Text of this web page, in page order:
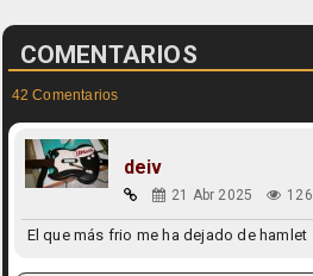
COMENTARIOS
42 Comentarios
deiv
21 Abr 2025 126
El que más frio me ha dejado de hamlet